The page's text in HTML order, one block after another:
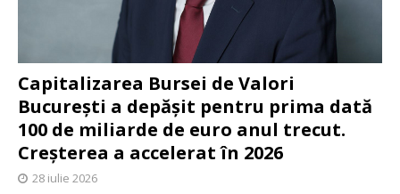
Capitalizarea Bursei de Valori
București a depășit pentru prima dată
100 de miliarde de euro anul trecut.
Creșterea a accelerat în 2026
28 iulie 2026